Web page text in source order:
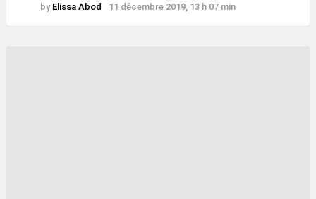
by Elissa Abod 11 décembre 2019, 13 h 07 min